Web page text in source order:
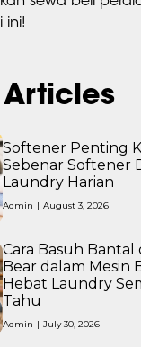
ini!
Softener Penting
Sebenar Softener
Laundry Harian
Admin | August 3, 2026
Cara Basuh Bantal
Bear dalam Mesin
Hebat Laundry
Tahu
Admin | July 30, 2026